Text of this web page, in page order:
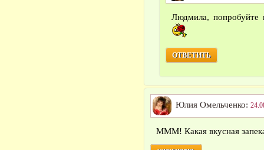
Людмила, попробуйте
ОТВЕТИТЬ
Юлия Омельченко:
МММ! Какая вкусная